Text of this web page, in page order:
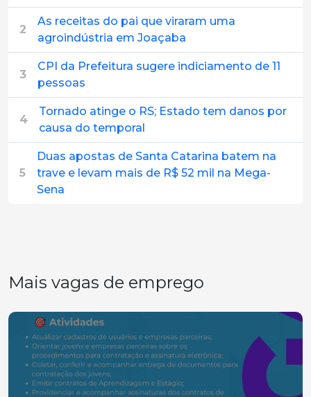
2
As receitas do pai que viraram uma
agroindústria em Joaçaba
3
CPI da Prefeitura sugere indiciamento de 11
pessoas
4
Tornado atinge o RS; Estado tem danos por
causa do temporal
5
Duas apostas de Santa Catarina batem na
trave e levam mais de R$ 52 mil na Mega-
Sena
Mais vagas de emprego